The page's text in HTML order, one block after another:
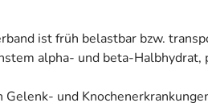
ist früh belastbar bzw.
alpha- und beta-Halbhydrat,
und